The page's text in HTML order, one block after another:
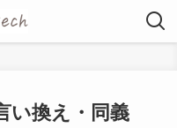
い換え・同義